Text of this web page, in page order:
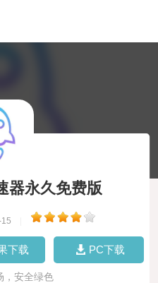
器永久免费版
下载 PC下载
，安全绿色